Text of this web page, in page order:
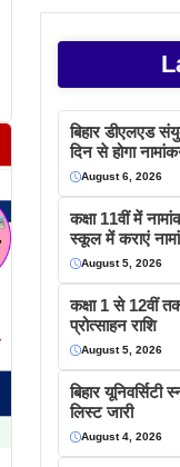
बिहार डीएलएड
दिन से होगा
August 6, 2026
कक्षा 11वीं में
स्कूल में कराएं
August 5, 2026
कक्षा 1 से 12वीं
प्रोत्साहन राशि
August 5, 2026
बिहार
लिस्ट जारी
August 4, 2026